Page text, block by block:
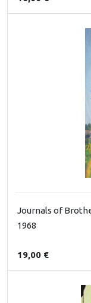
Journals of
1968
19,00 €